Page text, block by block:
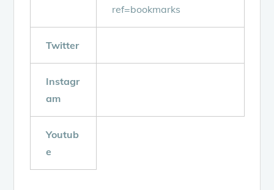
ref=bookmarks
Twitter
Instagr
am
Youtub
e